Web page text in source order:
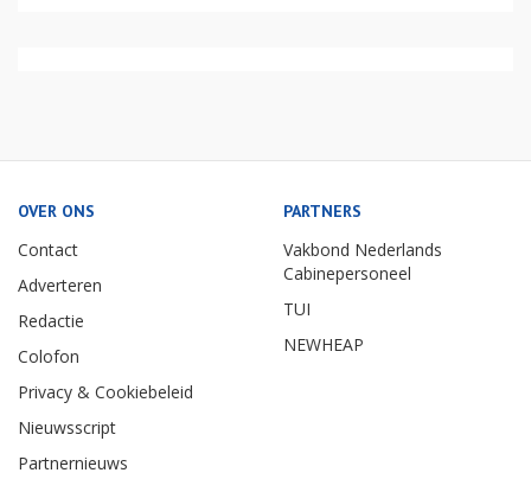
OVER ONS
Contact
Adverteren
Redactie
Colofon
Privacy & Cookiebeleid
Nieuwsscript
Partnernieuws
PARTNERS
Vakbond Nederlands
Cabinepersoneel
TUI
NEWHEAP